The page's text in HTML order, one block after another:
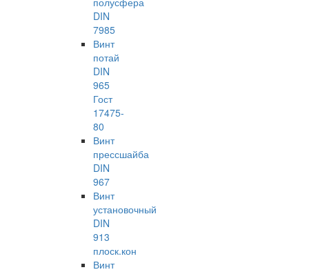
DIN
7985
Винт
потай
DIN
965
Гост
17475-
80
Винт
прессшайба
DIN
967
Винт
установочный
DIN
913
плоск.кон
Винт